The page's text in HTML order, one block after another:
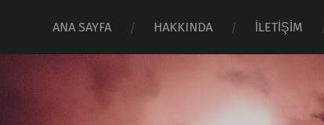
ANA SAYFA HAKKINDA İLETİŞİM